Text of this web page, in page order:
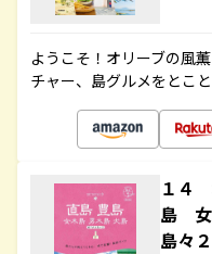
ようこそ！オリーブの風
チャー、島グルメをとこ
１４
島 女
島々